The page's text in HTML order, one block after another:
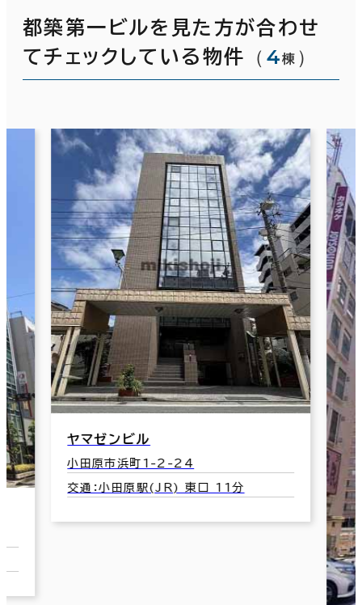
都築第一ビルを見た方が合わせ
てチェックしている物件
（ 4棟 ）
ヤマゼンビル
小田原市浜町1-2-24
交通：小田原駅(JR) 東口 11分